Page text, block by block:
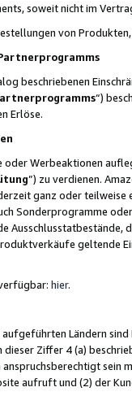
soweit nicht im
von
beschriebenen
“)
Erlöse.
Werbeaktionen
”) zu verdienen.
ganz oder
Sonderprogramme
geltende
hier.
aufgeführten Ländern
dieser Ziffer 4 (a)
sein
aufruft und (2) der